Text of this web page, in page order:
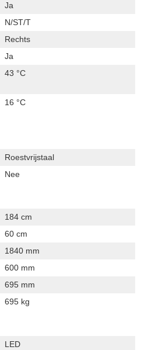
Ja
N/ST/T
Rechts
Ja
43 °C
16 °C
Roestvrijstaal
Nee
184 cm
60 cm
1840 mm
600 mm
695 mm
695 kg
LED